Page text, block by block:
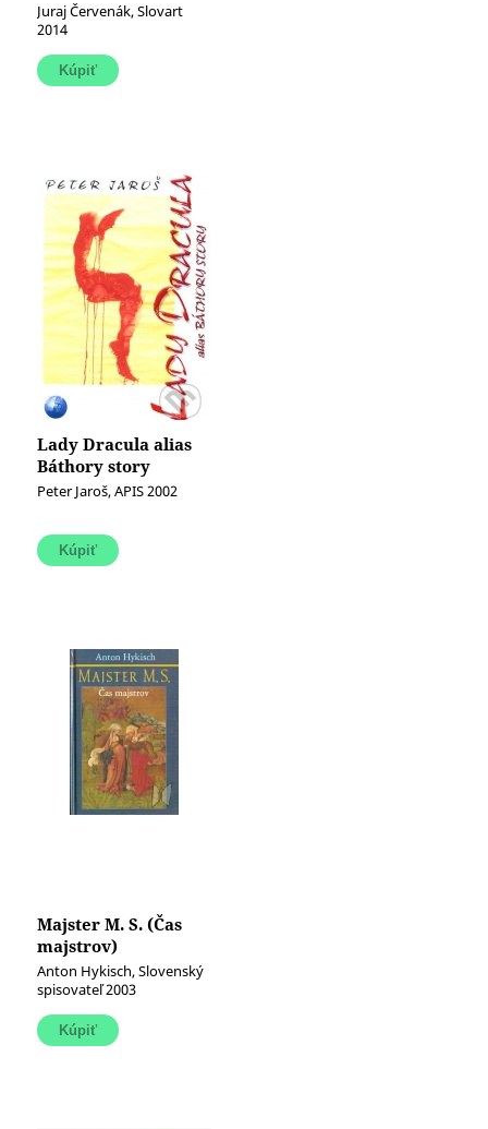
Juraj Červenák, Slovart
2014
Lady Dracula alias
Báthory story
Peter Jaroš, APIS 2002
Majster M. S. (Čas
majstrov)
Anton Hykisch, Slovenský
spisovateľ 2003